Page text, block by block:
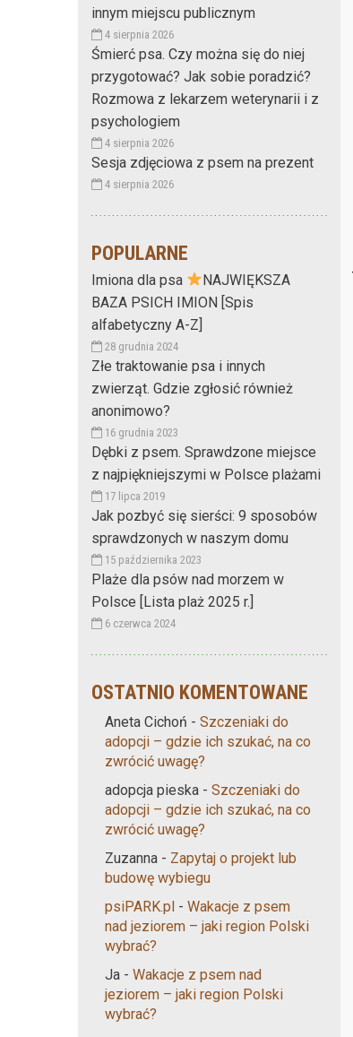
innym miejscu publicznym
4 sierpnia 2026
Śmierć psa. Czy można się do niej
przygotować? Jak sobie poradzić?
Rozmowa z lekarzem weterynarii i z
psychologiem
4 sierpnia 2026
Sesja zdjęciowa z psem na prezent
4 sierpnia 2026
POPULARNE
Imiona dla psa
NAJWIĘKSZA
BAZA PSICH IMION [Spis
alfabetyczny A-Z]
28 grudnia 2024
Złe traktowanie psa i innych
zwierząt. Gdzie zgłosić również
anonimowo?
16 grudnia 2023
Dębki z psem. Sprawdzone miejsce
z najpiękniejszymi w Polsce plażami
17 lipca 2019
Jak pozbyć się sierści: 9 sposobów
sprawdzonych w naszym domu
15 października 2023
Plaże dla psów nad morzem w
Polsce [Lista plaż 2025 r.]
6 czerwca 2024
OSTATNIO KOMENTOWANE
Aneta Cichoń - Szczeniaki do
adopcji – gdzie ich szukać, na co
zwrócić uwagę?
adopcja pieska - Szczeniaki do
adopcji – gdzie ich szukać, na co
zwrócić uwagę?
Zuzanna - Zapytaj o projekt lub
budowę wybiegu
psiPARK.pl - Wakacje z psem
nad jeziorem – jaki region Polski
wybrać?
Ja - Wakacje z psem nad
jeziorem – jaki region Polski
wybrać?